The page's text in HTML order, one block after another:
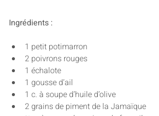
Ingrédients :
1 petit potimarron
2 poivrons rouges
1 échalote
1 gousse d’ail
1 c. à soupe d’huile d’olive
2 grains de piment de la Jamaïque